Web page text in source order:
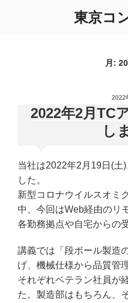
東京コ
月:
投
稿
日:
2022
2022年2月TC
し
当社は2022年2月19日(土
した。
新型コロナウイルスオミ
中、今回はWeb経由のリ
各勤務拠点や自宅からの
講義では「段ボール製造
げ、機械仕様から品質管
それぞれベテラン社員が
た。製造部はもちろん、